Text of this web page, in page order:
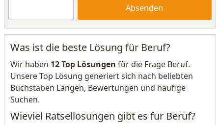
Absenden
Was ist die beste Lösung für Beruf?
Wir haben 12 Top Lösungen für die Frage Beruf.
Unsere Top Lösung generiert sich nach beliebten
Buchstaben Längen, Bewertungen und häufige
Suchen.
Wieviel Rätsellösungen gibt es für Beruf?